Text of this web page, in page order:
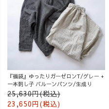
『福袋』ゆったりガーゼロンT/グレー +
一本刺し子 バルーンパンツ/生成り
25,630円(税込)
23,650円(税込)